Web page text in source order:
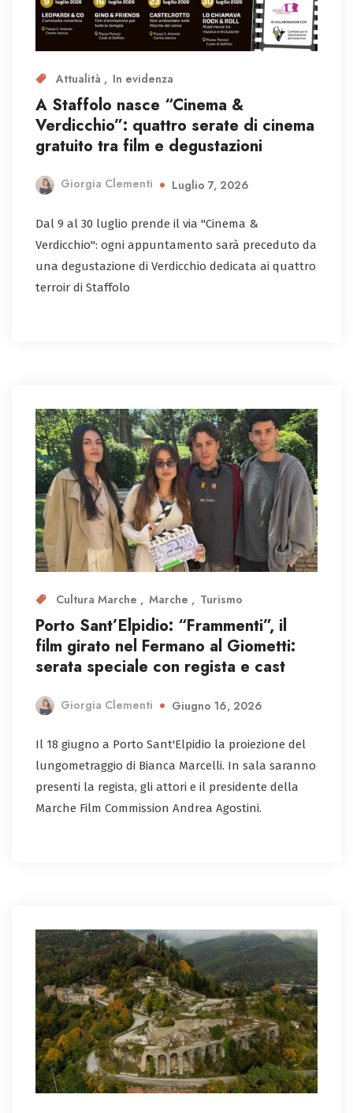
Attualità In evidenza
A Staffolo nasce “Cinema &
Verdicchio”: quattro serate di cinema
gratuito tra film e degustazioni
Giorgia Clementi Luglio 7, 2026
Dal 9 al 30 luglio prende il via "Cinema &
Verdicchio": ogni appuntamento sarà preceduto da
una degustazione di Verdicchio dedicata ai quattro
terroir di Staffolo
Cultura Marche Marche Turismo
Porto Sant’Elpidio: “Frammenti”, il
film girato nel Fermano al Giometti:
serata speciale con regista e cast
Giorgia Clementi Giugno 16, 2026
Il 18 giugno a Porto Sant'Elpidio la proiezione del
lungometraggio di Bianca Marcelli. In sala saranno
presenti la regista, gli attori e il presidente della
Marche Film Commission Andrea Agostini.